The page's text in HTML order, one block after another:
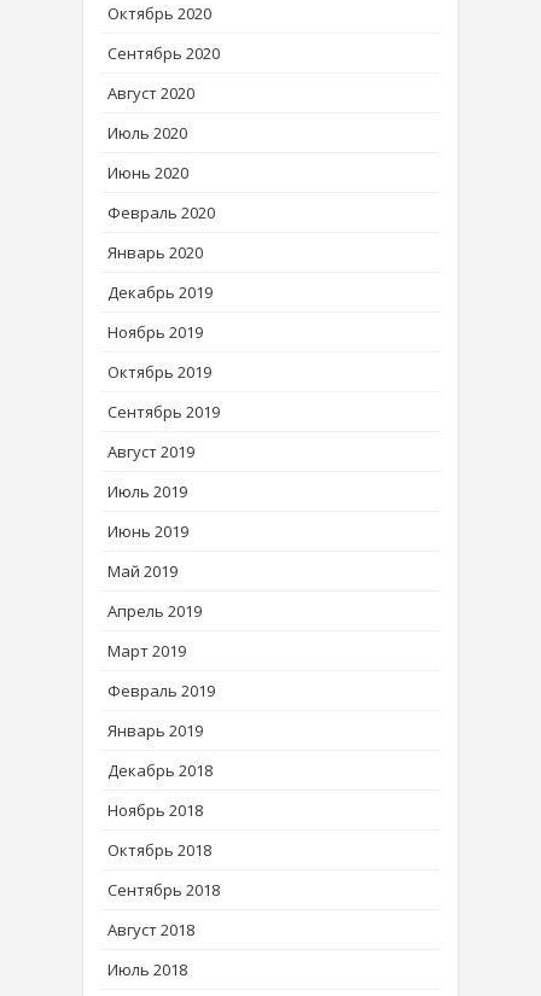
Октябрь 2020
Сентябрь 2020
Август 2020
Июль 2020
Июнь 2020
Февраль 2020
Январь 2020
Декабрь 2019
Ноябрь 2019
Октябрь 2019
Сентябрь 2019
Август 2019
Июль 2019
Июнь 2019
Май 2019
Апрель 2019
Март 2019
Февраль 2019
Январь 2019
Декабрь 2018
Ноябрь 2018
Октябрь 2018
Сентябрь 2018
Август 2018
Июль 2018